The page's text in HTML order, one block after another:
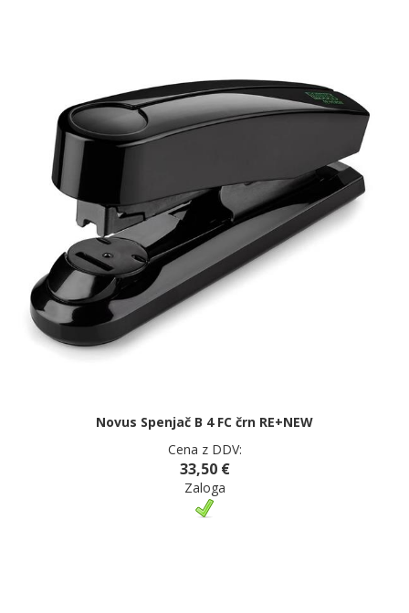
Novus Spenjač B 4 FC črn RE+NEW
Cena z DDV:
33,50 €
Zaloga